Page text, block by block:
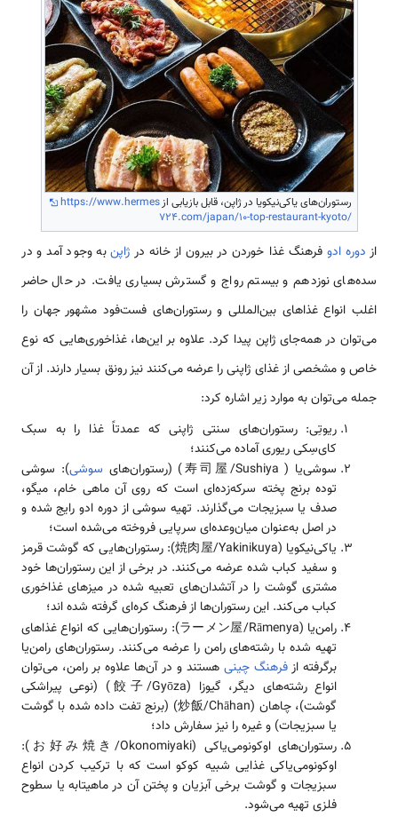
رستوران‌های یاکی‌نیکویا در ژاپن، قابل بازیابی ازhttps://www.hermes
724.com/japan/10-top-restaurant-kyoto/
از دوره ادو فرهنگ غذا خوردن در بیرون از خانه در ژاپنبه وجود آمد و در
سده‌های نوزدهم و بیستم رواج و گسترش بسیاری یافت. در حال حاضر
اغلب انواع غذاهای بین‌المللی و رستوران‌های فست‌فود مشهور جهان را
می‌توان در همه‌جای ژاپن پیدا کرد. علاوه بر این‌ها، غذاخوری‌هایی که نوع
خاص و مشخصی از غذای ژاپنی را عرضه می‌کنند نیز رونق بسیار دارند. از آن
جمله می‌توان به موارد زیر اشاره کرد:
ریوتِی: رستوران‌های سنتی ژاپنی که عمدتاً غذا را به سبک
کای‌سِکی ریوری آماده می‌کنند؛
سوشی‌یا ( 寿司屋/Sushiya) (رستوران‌های
سوشی): سوشی
توده برنج پخته سرکه‌زده‌ای است که روی آن ماهی خام، میگو،
صدف یا سبزیجات می‌گذارند. تهیه سوشی از دوره ادو رایج شده و
در اصل به‌عنوان میان‌وعده‌ای سرپایی فروخته می‌شده است؛
یاکی‌نیکویا (焼肉屋/Yakinikuya): رستوران‌هایی که گوشت قرمز
و سفید کباب شده عرضه می‌کنند. در برخی از این رستوران‌ها خود
مشتری گوشت را در آتشدان‌های تعبیه شده در میزهای غذاخوری
کباب می‌کند. این رستوران‌ها از فرهنگ کره‌ای گرفته شده اند؛
رامن‌یا (ラーメン屋/Rāmenya): رستوران‌هایی که انواع غذاهای
تهیه شده با رشته‌های رامن را عرضه می‌کنند. رستوران‌های رامن‌یا
برگرفته ازفرهنگ چینی هستند و در آن‌ها علاوه بر رامن، می‌توان
انواع رشته‌های دیگر، گیوزا (餃子/Gyōza) (نوعی پیراشکی
گوشت)، چاهان (炒飯/Chāhan) (برنج تفت داده شده با گوشت
یا سبزیجات) و غیره را نیز سفارش داد؛
رستوران‌های اوکونومی‌یاکی (お好み焼き/Okonomiyaki):
اوکونومی‌یاکی غذایی شبیه کوکو است که با ترکیب کردن انواع
سبزیجات و گوشت برخی آبزیان و پختن آن در ماهیتابه یا سطوح
فلزی تهیه می‌شود.